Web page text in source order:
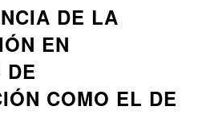
DE LA
EN
DE
COMO EL DE